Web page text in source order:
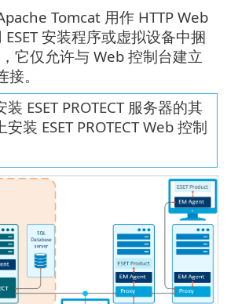
Tomcat 用作 HTTP Web
安装程序或虚拟设备中捆
它仅允许与 Web 控制台建立
。
ESET PROTECT 服务器的其
装 ESET PROTECT Web 控制